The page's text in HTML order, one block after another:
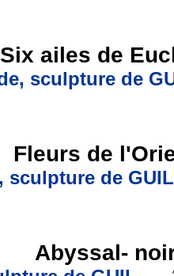
Six ailes de
Fleurs de
Abyssal-